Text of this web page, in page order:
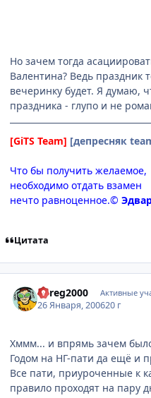
Но зачем тогда
Валентина? Ведь праздник
вечеринку будет. Я думаю,
праздника - глупо и не
[GiTS Team] [депресняк
Что бы получить желаемое,
необходимо отдать взамен
нечто равноценное.©
Цитата
bereg2000 Активные
26 Января, 200620 г
Хммм... и впрямь зачем
Годом на НГ-пати да ещё и
Все пати, приуроченные к
правило проходят на пару